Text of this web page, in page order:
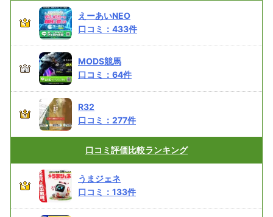
えーあいNEO
口コミ： 433件
MODS競馬
口コミ： 64件
R32
口コミ： 277件
口コミ評価比較ランキング
うまジェネ
口コミ： 133件